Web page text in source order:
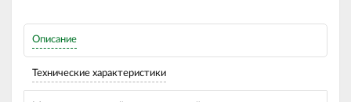
Описание
Технические характеристики